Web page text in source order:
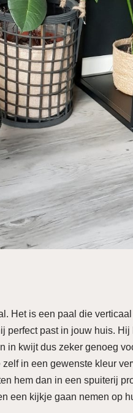
Het is een paal die
perfect past in jouw huis.
in kwijt dus zeker genoeg
in een gewenste kleur
hem dan in een spuiterij
een kijkje gaan nemen op